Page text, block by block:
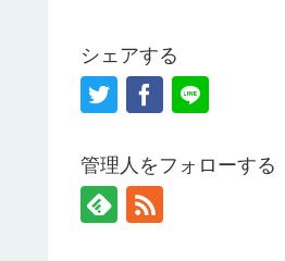
シェアする
管理人をフォローする